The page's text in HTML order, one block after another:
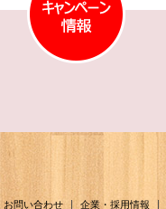
お問い合わせ 企業・採用情報